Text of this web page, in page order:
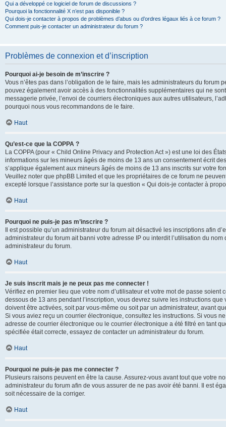
Qui a développé ce logiciel de forum de discussions ?
Pourquoi la fonctionnalité X n’est pas disponible ?
Qui dois-je contacter à propos de problèmes d’abus ou d’ordres légaux liés à ce forum ?
Comment puis-je contacter un administrateur du forum ?
Problèmes de connexion et d’inscription
Pourquoi ai-je besoin de m’inscrire ?
Vous n’êtes pas dans l’obligation de le faire, mais les administrateurs du
pouvez également avoir accès à des fonctionnalités supplémentaires qui ne
messagerie privée, l’envoi de courriers électroniques aux autres utilisateurs,
pourquoi nous vous recommandons de le faire.
Haut
Qu’est-ce que la COPPA ?
La COPPA (pour « Child Online Privacy and Protection Act ») est une loi des
informations sur les mineurs âgés de moins de 13 ans un consentement écrit
s’applique également aux mineurs âgés de moins de 13 ans inscrits sur votre
Veuillez noter que phpBB Limited et que les propriétaires de ce forum ne
excepté lorsque l’assistance porte sur la question « Qui dois-je contacter à
Haut
Pourquoi ne puis-je pas m’inscrire ?
Il est possible qu’un administrateur du forum ait désactivé les inscriptions afin
administrateur du forum ait banni votre adresse IP ou interdit l’utilisation du
administrateur du forum.
Haut
Je suis inscrit mais je ne peux pas me connecter !
Vérifiez en premier lieu que votre nom d’utilisateur et votre mot de passe
dessous de 13 ans pendant l’inscription, vous devrez suivre les instructions
doivent être activées, soit par vous-même ou soit par un administrateur, avant
Si vous aviez reçu un courrier électronique, consultez les instructions. Si vous
adresse de courrier électronique ou le courrier électronique a été filtré en tant
spécifiée était correcte, essayez de contacter un administrateur du forum.
Haut
Pourquoi ne puis-je pas me connecter ?
Plusieurs raisons peuvent en être la cause. Assurez-vous avant tout que votre
administrateur du forum afin de vous assurer de ne pas avoir été banni. Il est
soit nécessaire de la corriger.
Haut